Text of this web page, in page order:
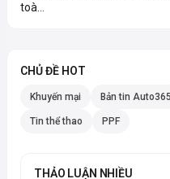
toà...
CHỦ ĐỀ HOT
Khuyến mại Bản tin Auto365
Tin thể thao PPF
THẢO LUẬN NHIỀU